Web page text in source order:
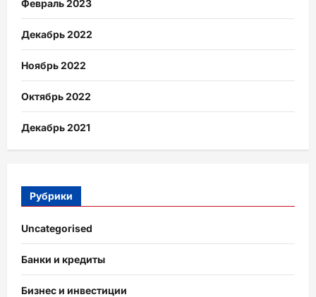
Февраль 2023
Декабрь 2022
Ноябрь 2022
Октябрь 2022
Декабрь 2021
Рубрики
Uncategorised
Банки и кредиты
Бизнес и инвестиции